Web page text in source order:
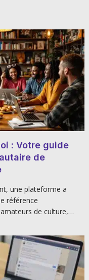
: Votre guide
de
une plateforme a
référence
de culture,…